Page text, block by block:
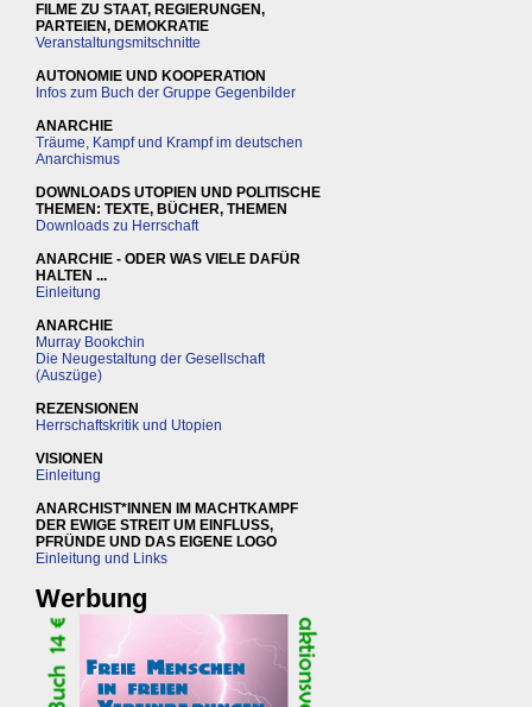
FILME ZU STAAT, REGIERUNGEN,
PARTEIEN, DEMOKRATIE
Veranstaltungsmitschnitte
AUTONOMIE UND KOOPERATION
Infos zum Buch der Gruppe Gegenbilder
ANARCHIE
Träume, Kampf und Krampf im deutschen
Anarchismus
DOWNLOADS UTOPIEN UND POLITISCHE
THEMEN: TEXTE, BÜCHER, THEMEN
Downloads zu Herrschaft
ANARCHIE - ODER WAS VIELE DAFÜR
HALTEN ...
Einleitung
ANARCHIE
Murray Bookchin
Die Neugestaltung der Gesellschaft
(Auszüge)
REZENSIONEN
Herrschaftskritik und Utopien
VISIONEN
Einleitung
ANARCHIST*INNEN IM MACHTKAMPF
DER EWIGE STREIT UM EINFLUSS,
PFRÜNDE UND DAS EIGENE LOGO
Einleitung und Links
Werbung